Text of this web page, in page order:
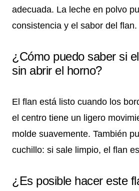
adecuada. La leche en polvo
consistencia y el sabor del flan.
¿Cómo puedo saber si
sin abrir el horno?
El flan está listo cuando los
el centro tiene un ligero
molde suavemente. También
cuchillo: si sale limpio, el flan
¿Es posible hacer este